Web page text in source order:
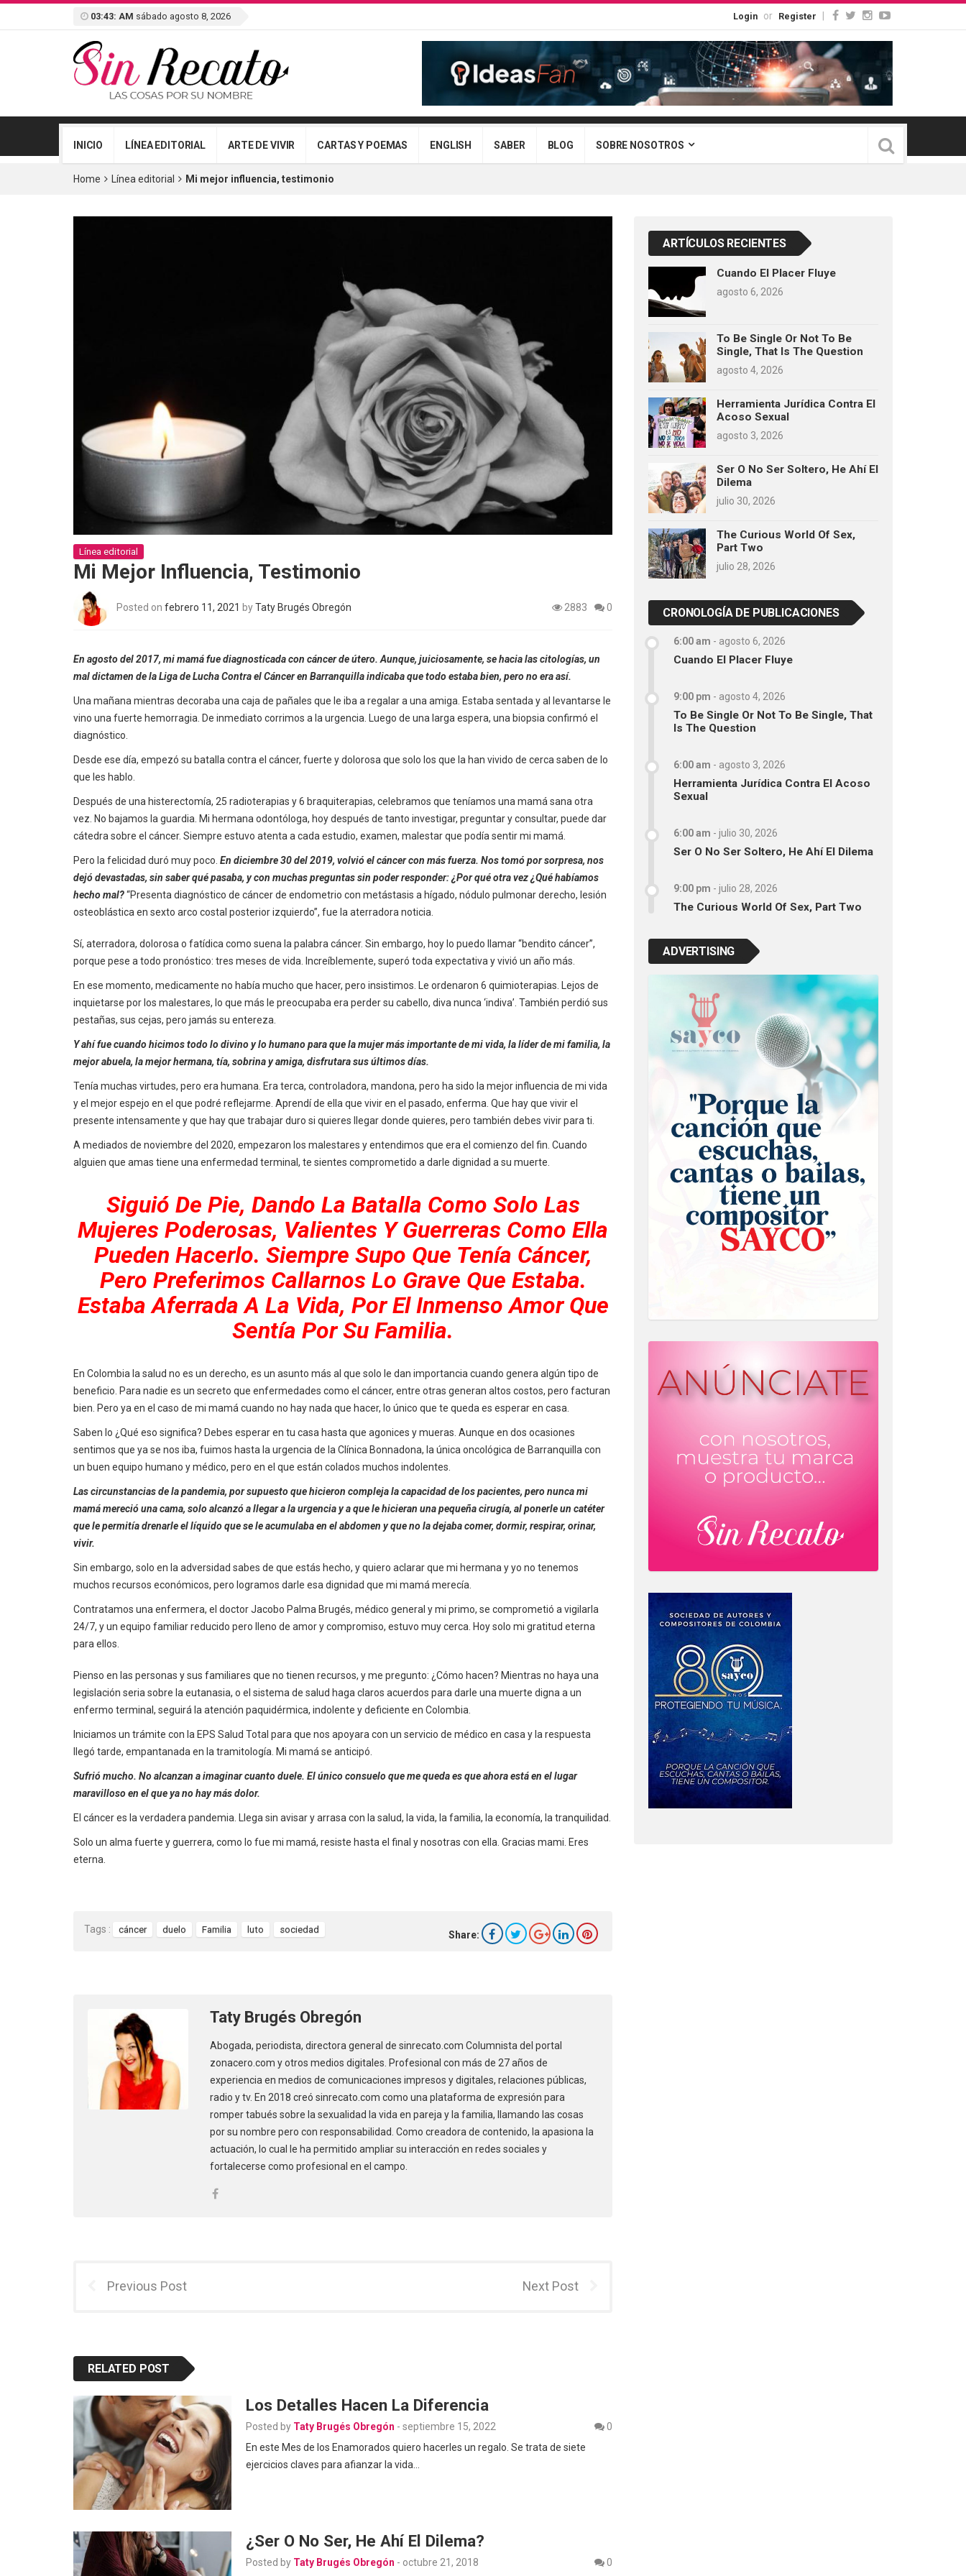
03:43: AM sábado agosto 8, 2026 Login or Register
INICIO LÍNEA EDITORIAL ARTE DE VIVIR CARTAS Y POEMAS ENGLISH SABER BLOG SOBRE NOSOTROS
Home Línea editorial Mi mejor influencia, testimonio
Línea editorial
Mi Mejor Influencia, Testimonio
Posted on febrero 11, 2021 byTaty Brugés Obregón 2883 0
En agosto del 2017, mi mamá fue diagnosticada con cáncer de útero. Aunque, juiciosamente, se hacia las citologías, un
mal dictamen de la Liga de Lucha Contra el Cáncer en Barranquilla indicaba que todo estaba bien, pero no era así.
Una mañana mientras decoraba una caja de pañales que le iba a regalar a una amiga. Estaba sentada y al levantarse le
vino una fuerte hemorragia. De inmediato corrimos a la urgencia. Luego de una larga espera, una biopsia confirmó el
diagnóstico.
Desde ese día, empezó su batalla contra el cáncer, fuerte y dolorosa que solo los que la han vivido de cerca saben de lo
que les hablo.
Después de una histerectomía, 25 radioterapias y 6 braquiterapias, celebramos que teníamos una mamá sana otra
vez. No bajamos la guardia. Mi hermana odontóloga, hoy después de tanto investigar, preguntar y consultar, puede dar
cátedra sobre el cáncer. Siempre estuvo atenta a cada estudio, examen, malestar que podía sentir mi mamá.
Pero la felicidad duró muy poco. En diciembre 30 del 2019, volvió el cáncer con más fuerza. Nos tomó por sorpresa, nos
dejó devastadas, sin saber qué pasaba, y con muchas preguntas sin poder responder: ¿Por qué otra vez ¿Qué habíamos
hecho mal?“Presenta diagnóstico de cáncer de endometrio con metástasis a hígado, nódulo pulmonar derecho, lesión
osteoblástica en sexto arco costal posterior izquierdo”, fue la aterradora noticia.
Sí, aterradora, dolorosa o fatídica como suena la palabra cáncer. Sin embargo, hoy lo puedo llamar “bendito cáncer”,
porque pese a todo pronóstico: tres meses de vida. Increíblemente, superó toda expectativa y vivió un año más.
En ese momento, medicamente no había mucho que hacer, pero insistimos. Le ordenaron 6 quimioterapias. Lejos de
inquietarse por los malestares, lo que más le preocupaba era perder su cabello, diva nunca ‘indiva’. También perdió sus
pestañas, sus cejas, pero jamás su entereza.
Y ahí fue cuando hicimos todo lo divino y lo humano para que la mujer más importante de mi vida, la líder de mi familia, la
mejor abuela, la mejor hermana, tía, sobrina y amiga, disfrutara sus últimos días.
Tenía muchas virtudes, pero era humana. Era terca, controladora, mandona, pero ha sido la mejor influencia de mi vida
y el mejor espejo en el que podré reflejarme. Aprendí de ella que vivir en el pasado, enferma. Que hay que vivir el
presente intensamente y que hay que trabajar duro si quieres llegar donde quieres, pero también debes vivir para ti.
A mediados de noviembre del 2020, empezaron los malestares y entendimos que era el comienzo del fin. Cuando
alguien que amas tiene una enfermedad terminal, te sientes comprometido a darle dignidad a su muerte.
Siguió De Pie, Dando La Batalla Como Solo Las
Mujeres Poderosas, Valientes Y Guerreras Como Ella
Pueden Hacerlo. Siempre Supo Que Tenía Cáncer,
Pero Preferimos Callarnos Lo Grave Que Estaba.
Estaba Aferrada A La Vida, Por El Inmenso Amor Que
Sentía Por Su Familia.
En Colombia la salud no es un derecho, es un asunto más al que solo le dan importancia cuando genera algún tipo de
beneficio. Para nadie es un secreto que enfermedades como el cáncer, entre otras generan altos costos, pero facturan
bien. Pero ya en el caso de mi mamá cuando no hay nada que hacer, lo único que te queda es esperar en casa.
Saben lo ¿Qué eso significa? Debes esperar en tu casa hasta que agonices y mueras. Aunque en dos ocasiones
sentimos que ya se nos iba, fuimos hasta la urgencia de la Clínica Bonnadona, la única oncológica de Barranquilla con
un buen equipo humano y médico, pero en el que están colados muchos indolentes.
Las circunstancias de la pandemia, por supuesto que hicieron compleja la capacidad de los pacientes, pero nunca mi
mamá mereció una cama, solo alcanzó a llegar a la urgencia y a que le hicieran una pequeña cirugía, al ponerle un catéter
que le permitía drenarle el líquido que se le acumulaba en el abdomen y que no la dejaba comer, dormir, respirar, orinar,
vivir.
Sin embargo, solo en la adversidad sabes de que estás hecho, y quiero aclarar que mi hermana y yo no tenemos
muchos recursos económicos, pero logramos darle esa dignidad que mi mamá merecía.
Contratamos una enfermera, el doctor Jacobo Palma Brugés, médico general y mi primo, se comprometió a vigilarla
24/7, y un equipo familiar reducido pero lleno de amor y compromiso, estuvo muy cerca. Hoy solo mi gratitud eterna
para ellos.
Pienso en las personas y sus familiares que no tienen recursos, y me pregunto: ¿Cómo hacen? Mientras no haya una
legislación seria sobre la eutanasia, o el sistema de salud haga claros acuerdos para darle una muerte digna a un
enfermo terminal, seguirá la atención paquidérmica, indolente y deficiente en Colombia.
Iniciamos un trámite con la EPS Salud Total para que nos apoyara con un servicio de médico en casa y la respuesta
llegó tarde, empantanada en la tramitología. Mi mamá se anticipó.
Sufrió mucho. No alcanzan a imaginar cuanto duele. El único consuelo que me queda es que ahora está en el lugar
maravilloso en el que ya no hay más dolor.
El cáncer es la verdadera pandemia. Llega sin avisar y arrasa con la salud, la vida, la familia, la economía, la tranquilidad.
Solo un alma fuerte y guerrera, como lo fue mi mamá, resiste hasta el final y nosotras con ella. Gracias mami. Eres
eterna.
Tags : cáncer duelo Familia luto sociedad Share:
Taty Brugés Obregón
Abogada, periodista, directora general de sinrecato.com Columnista del portal
zonacero.com y otros medios digitales. Profesional con más de 27 años de
experiencia en medios de comunicaciones impresos y digitales, relaciones públicas,
radio y tv. En 2018 creó sinrecato.com como una plataforma de expresión para
romper tabués sobre la sexualidad la vida en pareja y la familia, llamando las cosas
por su nombre pero con responsabilidad. Como creadora de contenido, la apasiona la
actuación, lo cual le ha permitido ampliar su interacción en redes sociales y
fortalecerse como profesional en el campo.
Previous Post Next Post
RELATED POST
Los Detalles Hacen La Diferencia
Posted by Taty Brugés Obregón - septiembre 15, 2022
0
En este Mes de los Enamorados quiero hacerles un regalo. Se trata de siete
ejercicios claves para afianzar la vida…
¿Ser O No Ser, He Ahí El Dilema?
Posted by Taty Brugés Obregón - octubre 21, 2018 0
ARTÍCULOS RECIENTES
Cuando El Placer Fluye
agosto 6, 2026
To Be Single Or Not To Be
Single, That Is The Question
agosto 4, 2026
Herramienta Jurídica Contra El
Acoso Sexual
agosto 3, 2026
Ser O No Ser Soltero, He Ahí El
Dilema
julio 30, 2026
The Curious World Of Sex,
Part Two
julio 28, 2026
CRONOLOGÍA DE PUBLICACIONES
6:00 am - agosto 6, 2026
Cuando El Placer Fluye
9:00 pm - agosto 4, 2026
To Be Single Or Not To Be Single, That
Is The Question
6:00 am - agosto 3, 2026
Herramienta Jurídica Contra El Acoso
Sexual
6:00 am - julio 30, 2026
Ser O No Ser Soltero, He Ahí El Dilema
9:00 pm - julio 28, 2026
The Curious World Of Sex, Part Two
ADVERTISING